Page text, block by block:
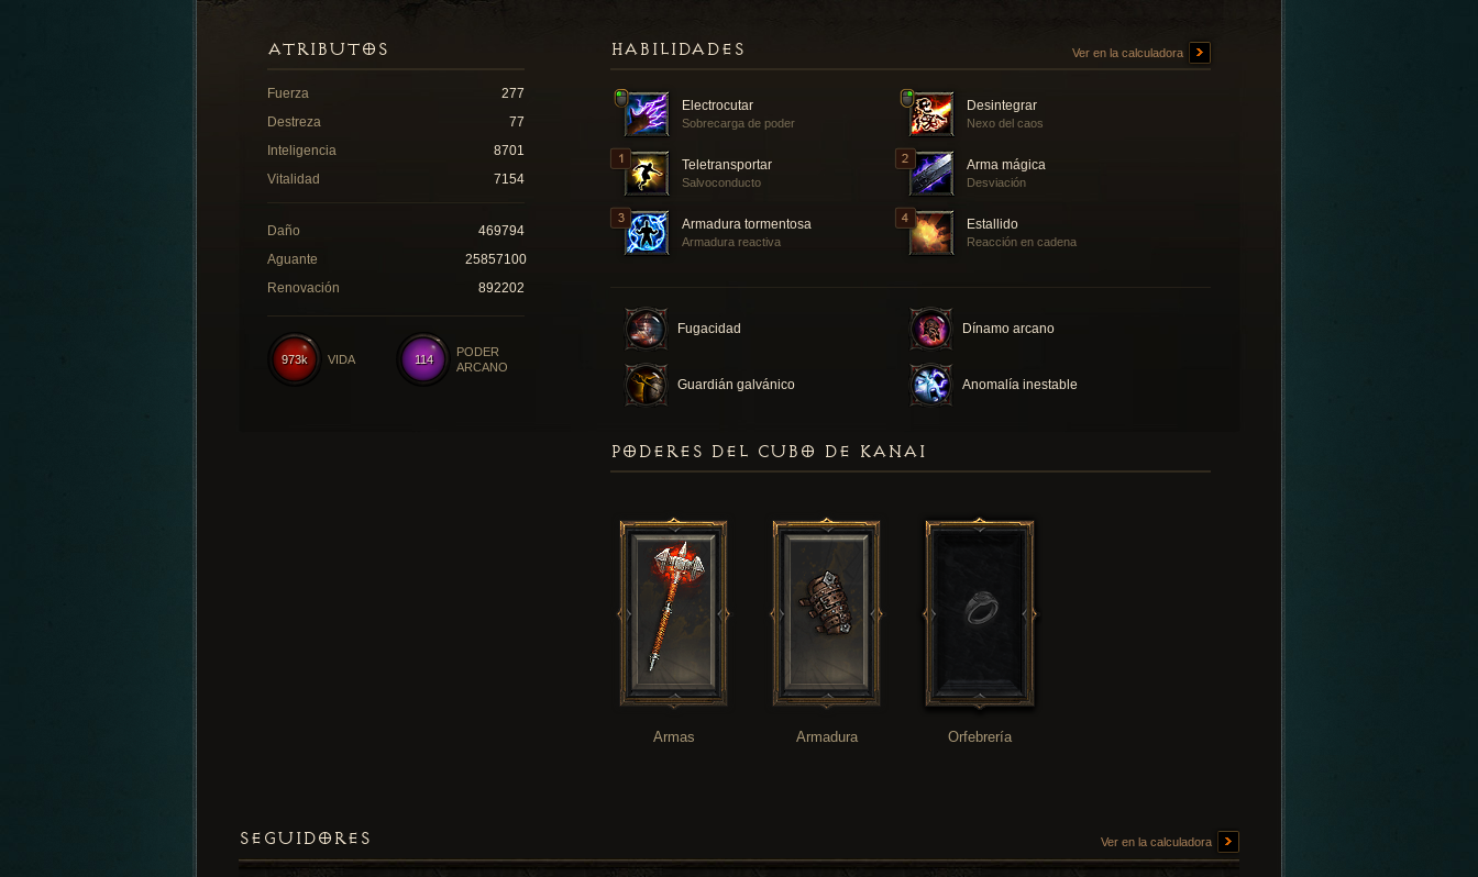
HABILIDADES Ver en la calculadora
Electrocutar
Sobrecarga de poder
Desintegrar
Nexo del caos
Teletransportar
Salvoconducto
Arma mágica
Desviación
Armadura tormentosa
Armadura reactiva
Estallido
Reacción en cadena
Fugacidad Dínamo arcano
Guardián galvánico Anomalía inestable
ATRIBUTOS
Fuerza
277
Destreza
77
Inteligencia
8701
Vitalidad
7154
Daño
469794
Aguante
25857100
Renovación
892202
114
PODER
ARCANO
973k VIDA
PODERES DEL CUBO DE KANAI
Armas Armadura Orfebrería
SEGUIDORES Ver en la calculadora